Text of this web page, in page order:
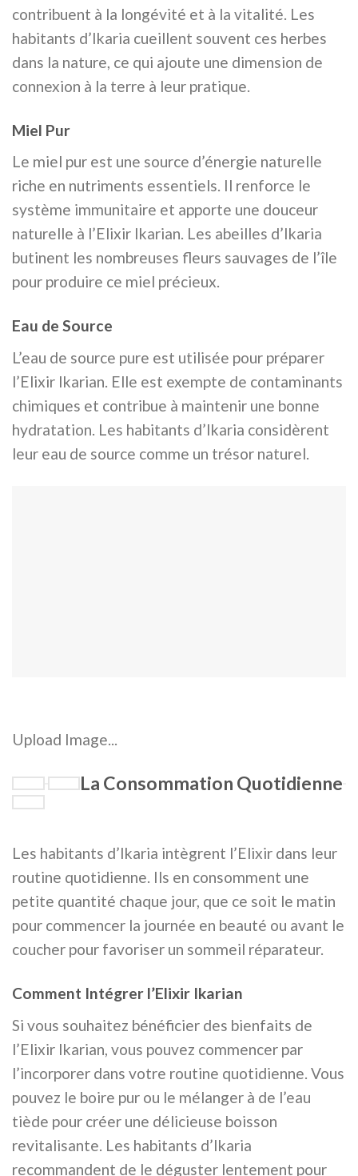
contribuent à la longévité et à la vitalité. Les
habitants d’Ikaria cueillent souvent ces herbes
dans la nature, ce qui ajoute une dimension de
connexion à la terre à leur pratique.
Miel Pur
Le miel pur est une source d’énergie naturelle
riche en nutriments essentiels. Il renforce le
système immunitaire et apporte une douceur
naturelle à l’Elixir Ikarian. Les abeilles d’Ikaria
butinent les nombreuses fleurs sauvages de l’île
pour produire ce miel précieux.
Eau de Source
L’eau de source pure est utilisée pour préparer
l’Elixir Ikarian. Elle est exempte de contaminants
chimiques et contribue à maintenir une bonne
hydratation. Les habitants d’Ikaria considèrent
leur eau de source comme un trésor naturel.
Upload Image...
La Consommation Quotidienne
Les habitants d’Ikaria intègrent l’Elixir dans leur
routine quotidienne. Ils en consomment une
petite quantité chaque jour, que ce soit le matin
pour commencer la journée en beauté ou avant le
coucher pour favoriser un sommeil réparateur.
Comment Intégrer l’Elixir Ikarian
Si vous souhaitez bénéficier des bienfaits de
l’Elixir Ikarian, vous pouvez commencer par
l’incorporer dans votre routine quotidienne. Vous
pouvez le boire pur ou le mélanger à de l’eau
tiède pour créer une délicieuse boisson
revitalisante. Les habitants d’Ikaria
recommandent de le déguster lentement pour